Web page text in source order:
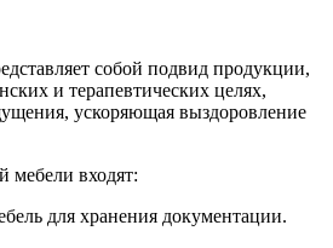
собой подвид продукции,
и терапевтических целях,
ускоряющая выздоровление
мебели входят:
для хранения документации.